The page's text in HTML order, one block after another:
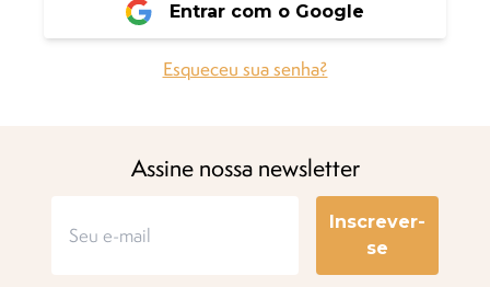
Entrar com o Google
Esqueceu sua senha?
Assine nossa newsletter
Inscrever-
se